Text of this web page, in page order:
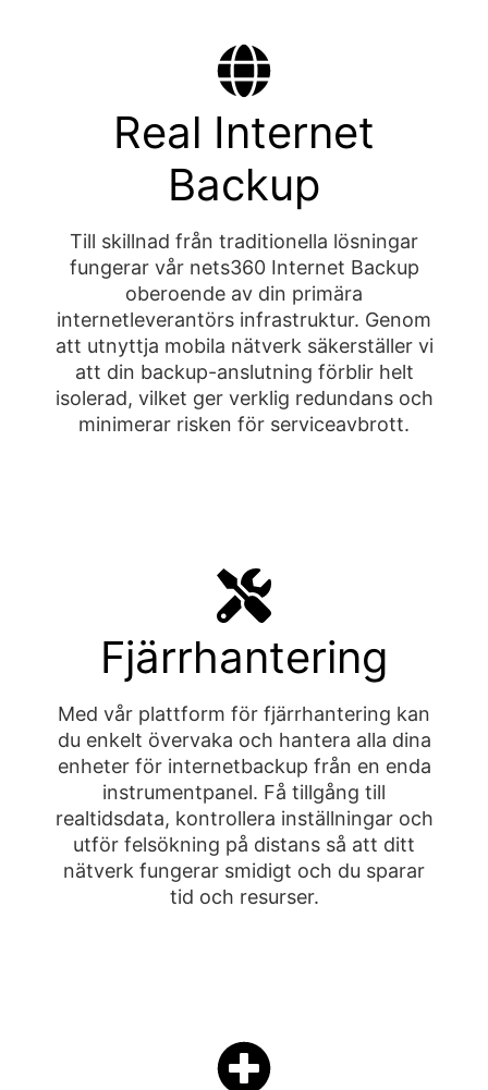
Real Internet
Backup
Till skillnad från traditionella lösningar
fungerar vår nets360 Internet Backup
oberoende av din primära
internetleverantörs infrastruktur. Genom
att utnyttja mobila nätverk säkerställer vi
att din backup-anslutning förblir helt
isolerad, vilket ger verklig redundans och
minimerar risken för serviceavbrott.
Fjärrhantering
Med vår plattform för fjärrhantering kan
du enkelt övervaka och hantera alla dina
enheter för internetbackup från en enda
instrumentpanel. Få tillgång till
realtidsdata, kontrollera inställningar och
utför felsökning på distans så att ditt
nätverk fungerar smidigt och du sparar
tid och resurser.